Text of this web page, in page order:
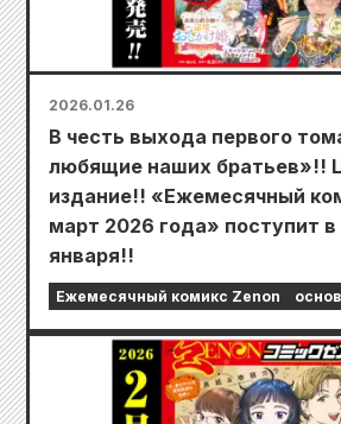
2026.01.26
В честь выхода первого
любящие наших братьев»!!
издание!! «Ежемесячный
март 2026 года» поступит
января!!
Ежемесячный комикс Zenon